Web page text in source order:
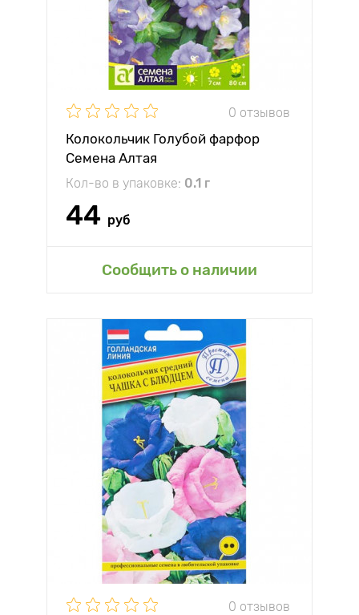
0 отзывов
Колокольчик Голубой фарфор
Семена Алтая
Кол-во в упаковке: 0.1 г
44 руб
Сообщить о наличии
0 отзывов